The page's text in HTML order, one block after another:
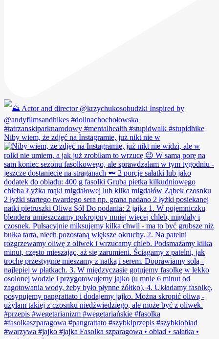
Niby wiem, że zdjęć na Instagramie, już nikt nie w